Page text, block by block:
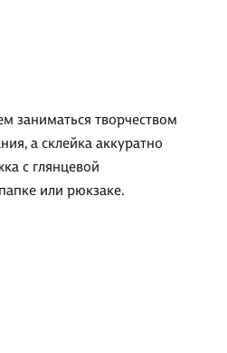
заниматься творчеством
а склейка аккуратно
с глянцевой
или рюкзаке.